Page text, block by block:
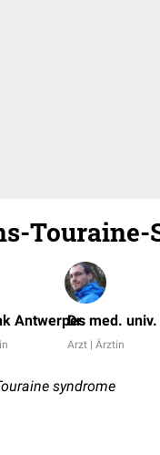
Touraine-
AntwerpesDr. med.
Arzt | Ärztin
syndrome